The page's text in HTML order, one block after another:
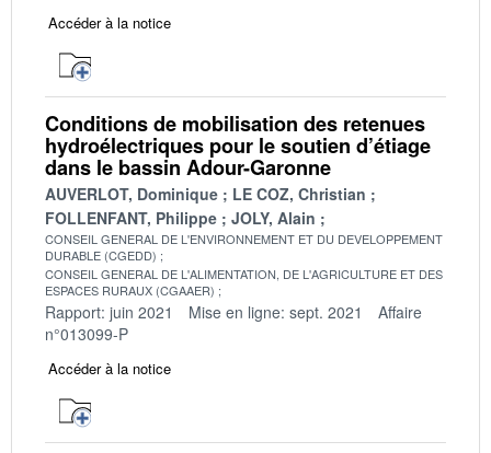
Accéder à la notice
Conditions de mobilisation des retenues
hydroélectriques pour le soutien d’étiage
dans le bassin Adour-Garonne
AUVERLOT, Dominique
LE COZ, Christian
FOLLENFANT, Philippe
JOLY, Alain
CONSEIL GENERAL DE L'ENVIRONNEMENT ET DU DEVELOPPEMENT
DURABLE (CGEDD)
CONSEIL GENERAL DE L'ALIMENTATION, DE L'AGRICULTURE ET DES
ESPACES RURAUX (CGAAER)
Rapport: juin 2021 Mise en ligne: sept. 2021
Affaire
n°013099-P
Accéder à la notice